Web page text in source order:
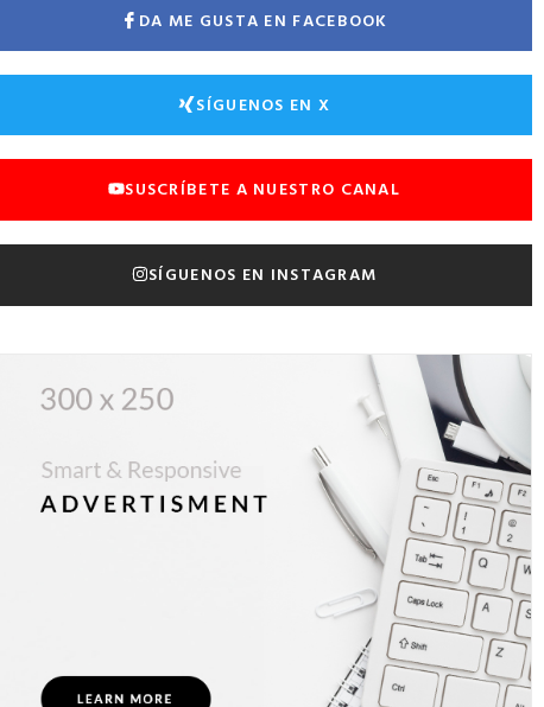
DA ME GUSTA EN FACEBOOK
SÍGUENOS EN X
SUSCRÍBETE A NUESTRO CANAL
SÍGUENOS EN INSTAGRAM